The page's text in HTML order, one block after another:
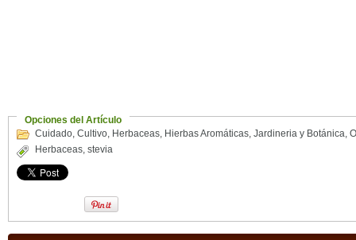
Opciones del Artículo
Cuidado, Cultivo, Herbaceas, Hierbas Aromáticas, Jardineria y Botánica,
Herbaceas, stevia